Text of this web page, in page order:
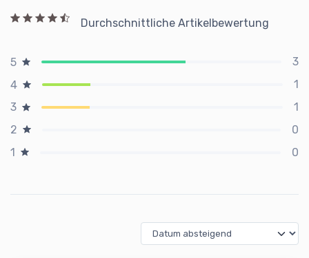
Durchschnittliche Artikelbewertung
5
3
4
1
3
1
2
0
1
0